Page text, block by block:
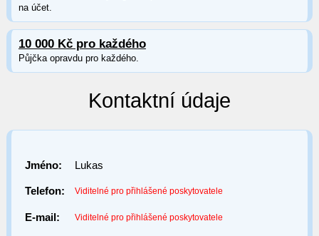
na účet.
10 000 Kč pro každého
Půjčka opravdu pro každého.
Kontaktní údaje
Jméno: Lukas
Telefon: Viditelné pro přihlášené poskytovatele
E-mail: Viditelné pro přihlášené poskytovatele